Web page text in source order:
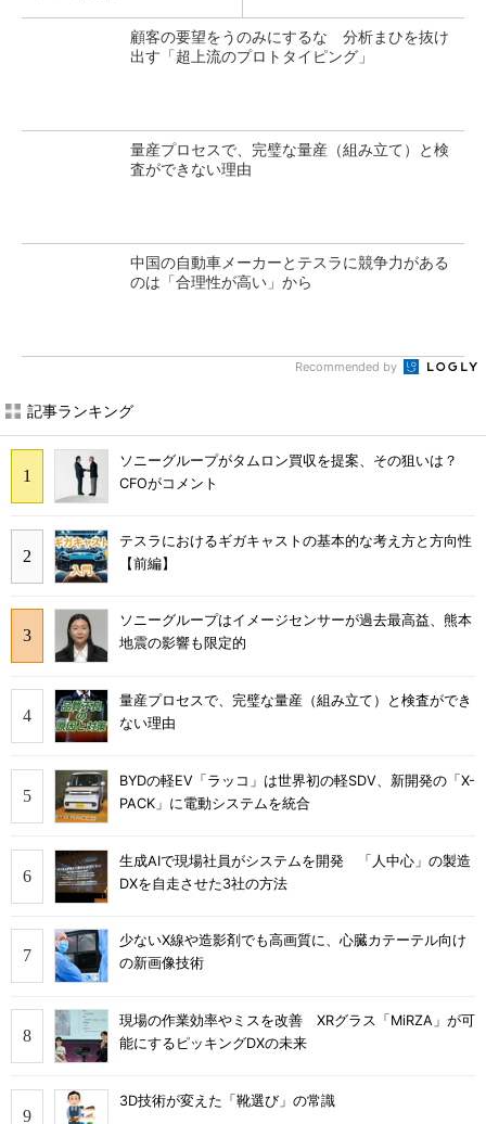
顧客の要望をうのみにするな 分析まひを抜け
出す「超上流のプロトタイピング」
量産プロセスで、完璧な量産（組み立て）と検
査ができない理由
中国の自動車メーカーとテスラに競争力がある
のは「合理性が高い」から
Recommended by
記事ランキング
ソニーグループがタムロン買収を提案、その狙いは？
CFOがコメント
テスラにおけるギガキャストの基本的な考え方と方向性
【前編】
ソニーグループはイメージセンサーが過去最高益、熊本
地震の影響も限定的
量産プロセスで、完璧な量産（組み立て）と検査ができ
ない理由
BYDの軽EV「ラッコ」は世界初の軽SDV、新開発の「X-
PACK」に電動システムを統合
生成AIで現場社員がシステムを開発 「人中心」の製造
DXを自走させた3社の方法
少ないX線や造影剤でも高画質に、心臓カテーテル向け
の新画像技術
現場の作業効率やミスを改善 XRグラス「MiRZA」が可
能にするピッキングDXの未来
3D技術が変えた「靴選び」の常識